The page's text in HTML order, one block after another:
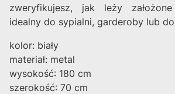
zweryfikujesz, jak leży
idealny do sypialni, garderoby lub
kolor: biały
materiał: metal
wysokość: 180 cm
szerokość: 70 cm